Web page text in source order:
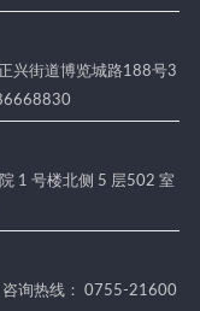
兴街道博览城路188号3
1 号楼北侧 5 层502 室
咨询热线： 0755-21600